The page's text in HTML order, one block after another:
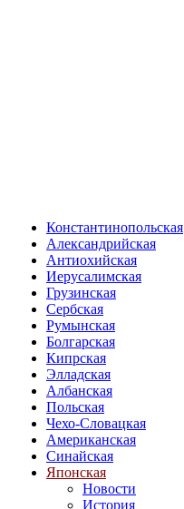
Константинопольская
Александрийская
Антиохийская
Иерусалимская
Грузинская
Сербская
Румынская
Болгарская
Кипрская
Элладская
Албанская
Польская
Чехо-Словацкая
Американская
Синайская
Японская
Новости
История